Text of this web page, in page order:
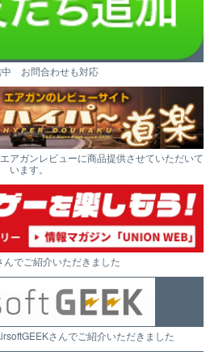
中 お問合わせも対応
アガンレビューに商品提供させていただいて
います。
んでご紹介いただきました
さんでご紹介いただきました